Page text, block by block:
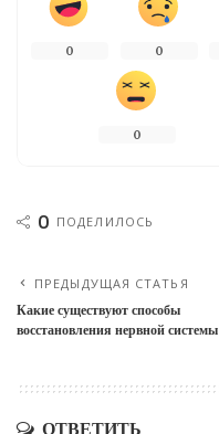
0 0
0
0 ПОДЕЛИЛОСЬ
ПРЕДЫДУЩАЯ СТАТЬЯ
Какие существуют способы
восстановления нервной системы